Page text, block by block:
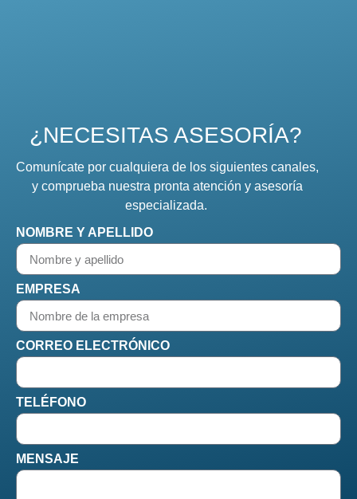
¿NECESITAS ASESORÍA?
Comunícate por cualquiera de los siguientes canales,
y comprueba nuestra pronta atención y asesoría
especializada.
NOMBRE Y APELLIDO
EMPRESA
CORREO ELECTRÓNICO
TELÉFONO
MENSAJE